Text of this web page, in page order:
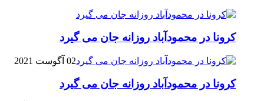
کرونا در محمودآباد روزانه جان می گیرد
02 آگوست 2021
کرونا در محمودآباد روزانه جان می گیرد